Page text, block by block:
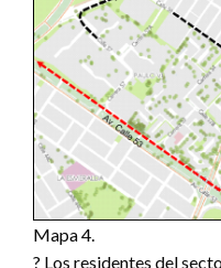
Mapa 4.
? Los residentes del